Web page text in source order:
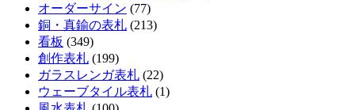
オーダーサイン (77)
銅・真鍮の表札 (213)
看板 (349)
創作表札 (199)
ガラスレンガ表札 (22)
ウェーブタイル表札 (1)